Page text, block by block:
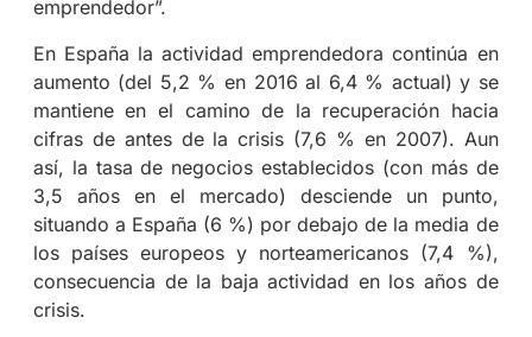
emprendedor”.
En España la actividad emprendedora continúa en
aumento (del 5,2 % en 2016 al 6,4 % actual) y se
mantiene en el camino de la recuperación hacia
cifras de antes de la crisis (7,6 % en 2007). Aun
así, la tasa de negocios establecidos (con más de
3,5 años en el mercado) desciende un punto,
situando a España (6 %) por debajo de la media de
los países europeos y norteamericanos (7,4 %),
consecuencia de la baja actividad en los años de
crisis.